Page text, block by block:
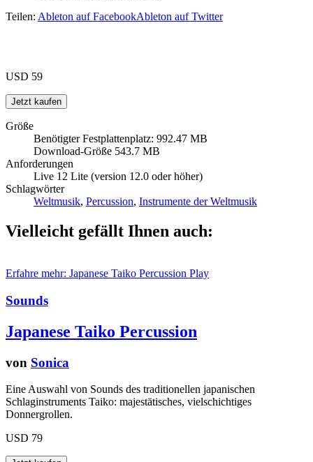
Teilen: Ableton auf FacebookAbleton auf Twitter
USD 59
Größe
Benötigter Festplattenplatz: 992.47 MB
Download-Größe 543.7 MB
Anforderungen
Live 12 Lite (version 12.0 oder höher)
Schlagwörter
Weltmusik, Percussion, Instrumente der Weltmusik
Vielleicht gefällt Ihnen auch:
Erfahre mehr: Japanese Taiko Percussion Play
Sounds
Japanese Taiko Percussion
von Sonica
Eine Auswahl von Sounds des traditionellen japanischen
Schlaginstruments Taiko: majestätisches, vielschichtiges
Donnergrollen.
USD 79